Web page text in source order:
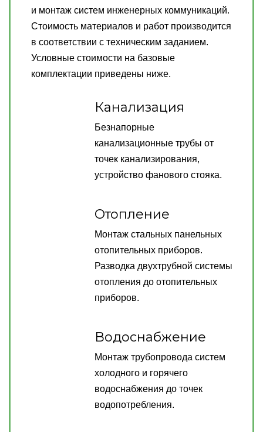
и монтаж систем инженерных коммуникаций.
Стоимость материалов и работ производится
в соответствии с техническим заданием.
Условные стоимости на базовые
комплектации приведены ниже.
Канализация
Безнапорные
канализационные трубы от
точек канализирования,
устройство фанового стояка.
Отопление
Монтаж стальных панельных
отопительных приборов.
Разводка двухтрубной системы
отопления до отопительных
приборов.
Водоснабжение
Монтаж трубопровода систем
холодного и горячего
водоснабжения до точек
водопотребления.